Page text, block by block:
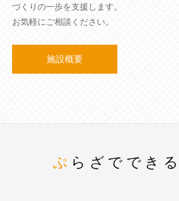
づくりの一歩を支援します。
お気軽にご相談ください。
施設概要
ぷらざででき